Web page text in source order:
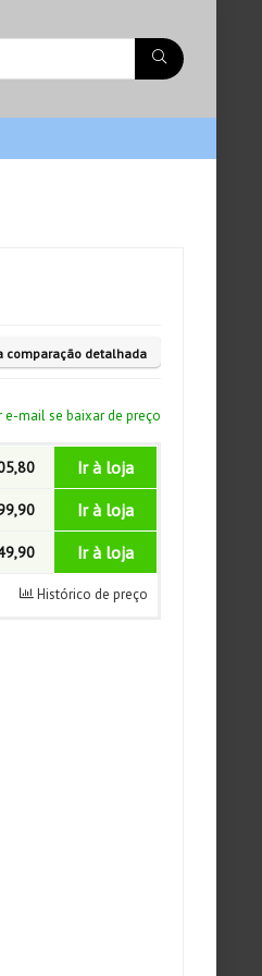
comparação detalhada
e-mail se baixar de preço
Ir à loja
Ir à loja
Ir à loja
Histórico de preço